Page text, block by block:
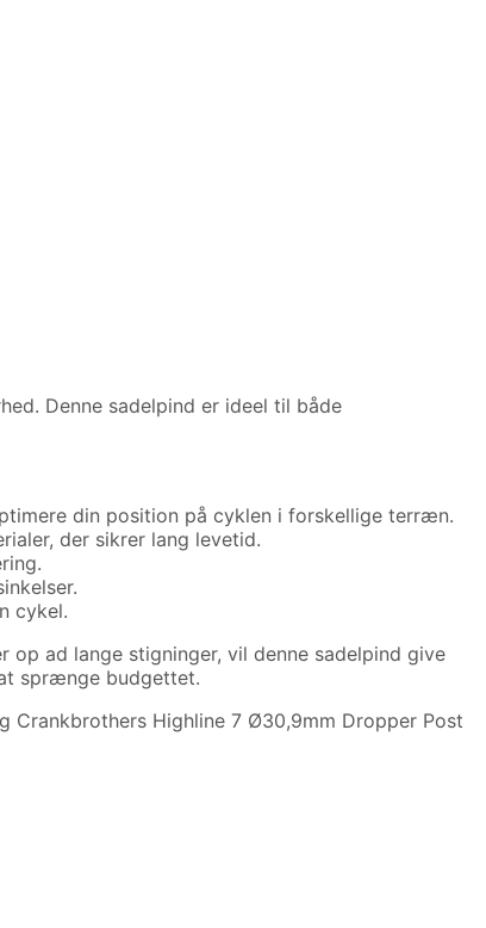
Denne sadelpind er ideel til både
din position på cyklen i forskellige terræn.
der sikrer lang levetid.
cykel.
op ad lange stigninger, vil denne sadelpind give
sprænge budgettet.
Highline 7 Ø30,9mm Dropper Post